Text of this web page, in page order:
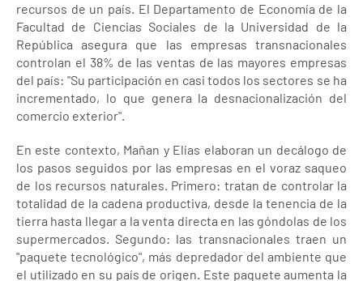
recursos de un país. El Departamento de Economía de la
Facultad de Ciencias Sociales de la Universidad de la
República asegura que las empresas transnacionales
controlan el 38% de las ventas de las mayores empresas
del país: "Su participación en casi todos los sectores se ha
incrementado, lo que genera la desnacionalización del
comercio exterior".
En este contexto, Mañan y Elías elaboran un decálogo de
los pasos seguidos por las empresas en el voraz saqueo
de los recursos naturales. Primero: tratan de controlar la
totalidad de la cadena productiva, desde la tenencia de la
tierra hasta llegar a la venta directa en las góndolas de los
supermercados. Segundo: las transnacionales traen un
"paquete tecnológico", más depredador del ambiente que
el utilizado en su país de origen. Este paquete aumenta la